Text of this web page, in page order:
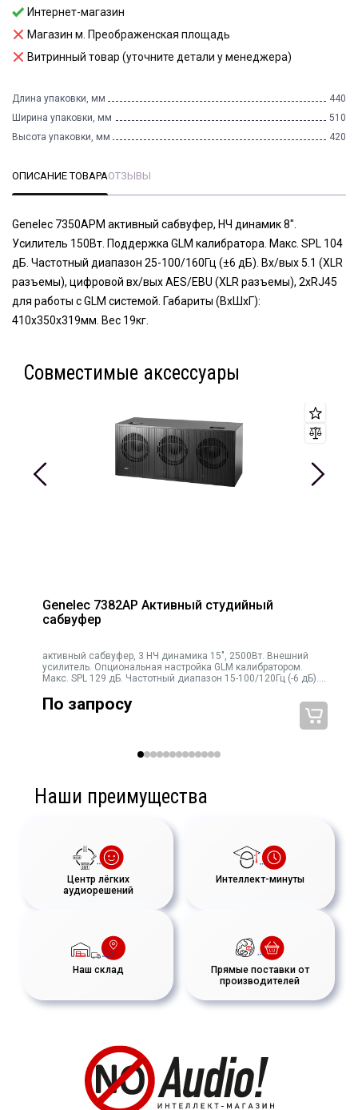
Интернет-магазин
Магазин м. Преображенская площадь
Витринный товар (уточните детали у менеджера)
Длина упаковки, мм
440
Ширина упаковки, мм
510
Высота упаковки, мм
420
ОПИСАНИЕ ТОВАРАОТЗЫВЫ
Genelec 7350APM активный сабвуфер, НЧ динамик 8".
Усилитель 150Вт. Поддержка GLM калибратора. Макс. SPL 104
дБ. Частотный диапазон 25-100/160Гц (±6 дБ). Вх/вых 5.1 (XLR
разъемы), цифровой вх/вых AES/EBU (XLR разъемы), 2xRJ45
для работы с GLM системой. Габариты (ВхШхГ):
410х350х319мм. Вес 19кг.
Совместимые аксессуары
Genelec 7382AP Активный студийный
сабвуфер
активный сабвуфер, 3 НЧ динамика 15", 2500Вт. Внешний
усилитель. Опциональная настройка GLM калибратором.
Макс. SPL 129 дБ. Частотный диапазон 15-100/120Гц (-6 дБ).
(XLR), 2xRJ45 д
По запросу
Наши преимущества
Центр лёгких
аудиорешений
Интеллект-минуты
Наш склад
Прямые поставки от
производителей